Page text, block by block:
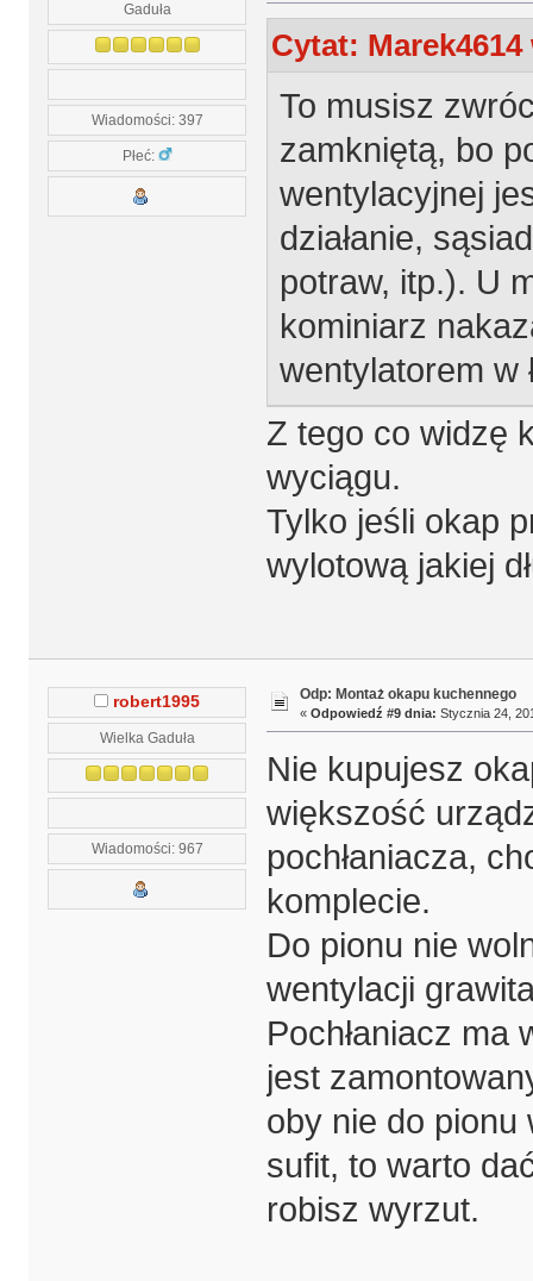
Gaduła
Wiadomości: 397
Płeć:
Cytat: Marek4614
To musisz
zamkniętą, bo
wentylacyjnej
działanie,
potraw, itp.). U
kominiarz
wentylatorem w
Z tego co widzę
wyciągu.
Tylko jeśli okap
wylotową jakiej
robert1995
Wielka Gaduła
Wiadomości: 967
Odp: Montaż okapu kuchennego
« Odpowiedź #9 dnia: Stycznia 24,
Nie kupujesz
większość
pochłaniacza,
komplecie.
Do pionu nie
wentylacji
Pochłaniacz ma
jest
oby nie do pionu
sufit, to warto
robisz wyrzut.